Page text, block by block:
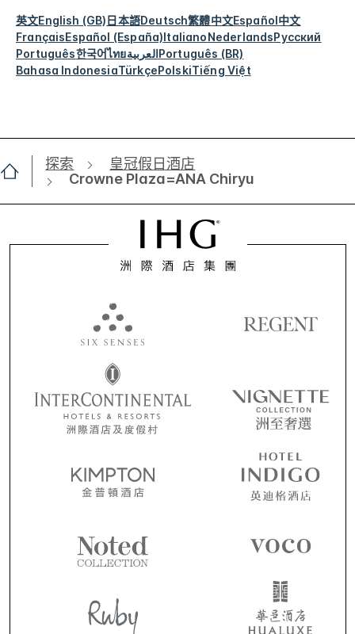
英文English (GB)日本語Deutsch繁體中文Español中文
FrançaisEspañol (España)ItalianoNederlandsРусский
Português한국어ไทยالعربيةPortuguês (BR)
Bahasa IndonesiaTürkçePolskiTiếng Việt
探索
皇冠假日酒店
Crowne Plaza=ANA Chiryu